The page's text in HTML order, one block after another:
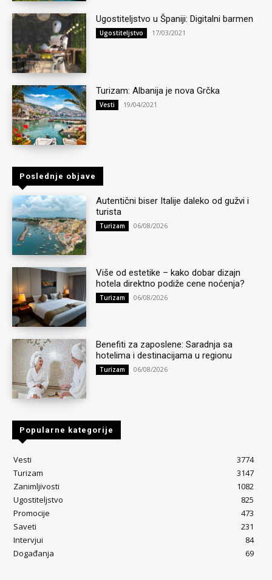
Ugostiteljstvo u Španiji: Digitalni barmen
Ugostiteljstvo 17/03/2021
Turizam: Albanija je nova Grčka
Vesti 19/04/2021
Poslednje objave
Autentični biser Italije daleko od gužvi i
turista
Turizam 06/08/2026
Više od estetike – kako dobar dizajn
hotela direktno podiže cene noćenja?
Turizam 06/08/2026
Benefiti za zaposlene: Saradnja sa
hotelima i destinacijama u regionu
Turizam 06/08/2026
Popularne kategorije
Vesti
3774
Turizam
3147
Zanimljivosti
1082
Ugostiteljstvo
825
Promocije
473
Saveti
231
Intervjui
84
Događanja
69